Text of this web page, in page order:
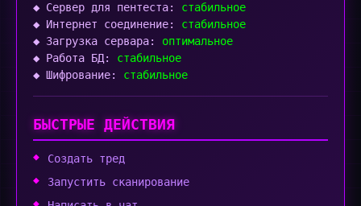
◆ Сервер для пентеста: стабильное
◆ Интернет соединение: стабильное
◆ Загрузка сервара: оптимальное
◆ Работа БД: стабильное
◆ Шифрование: стабильное
БЫСТРЫЕ ДЕЙСТВИЯ
Создать тред
Запустить сканирование